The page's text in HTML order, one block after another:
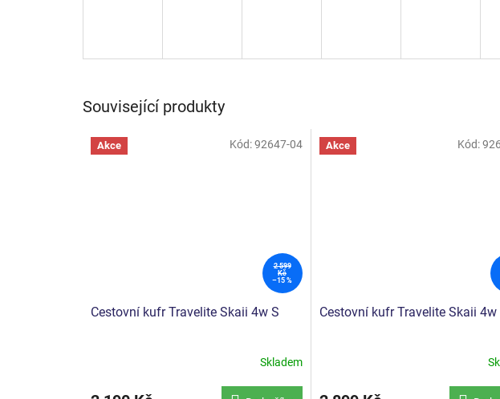
Související produkty
Akce
2 599
Kč
–15 %
Cestovní kufr Travelite Skaii 4w S
produktu
Skladem
Kód:92647-04 Akce
Cestovní kufr Travelite Skaii 4w
produktu
Kód: